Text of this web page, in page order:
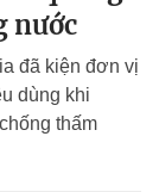
nước
đã kiện đơn vị
dùng khi
thấm